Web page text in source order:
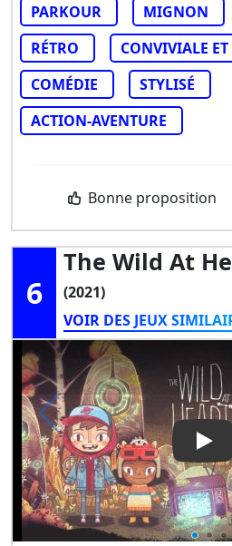
PARKOUR
MIGNON
RÉTRO
CONVIVIALE
COMÉDIE
STYLISÉ
ACTION-AVENTURE
Bonne proposition
6
The Wild At
(2021)
VOIR DES JEUX